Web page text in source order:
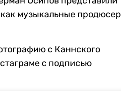
музыкальные
с Каннского
с подписью